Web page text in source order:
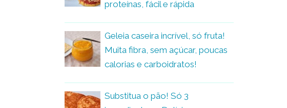
proteínas, fácil e rápida
Geleia caseira incrível, só fruta!
Muita fibra, sem açúcar, poucas
calorias e carboidratos!
Substitua o pão! Só 3